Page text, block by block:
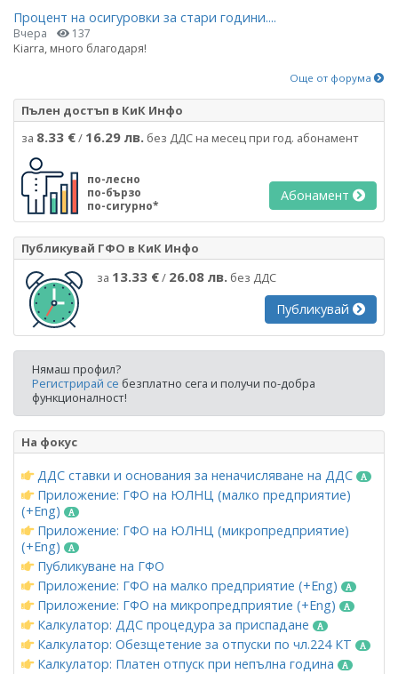
Процент на осигуровки за стари години....
Вчера 137
Kiarra, много благодаря!
Още от форума
Пълен достъп в КиК Инфо
за 8.33 €/ 16.29 лв. без ДДС на месец при год. абонамент
по-лесно
по-бързо
по-сигурно*
Абонамент
Публикувай ГФО в КиК Инфо
за 13.33 €/ 26.08 лв. без ДДС
Публикувай
Нямаш профил?
Регистрирай се безплатно сега и получи по-добра
функционалност!
На фокус
ДДС ставки и основания за неначисляване на ДДС
Приложение: ГФО на ЮЛНЦ (малко предприятие)
(+Eng)
Приложение: ГФО на ЮЛНЦ (микропредприятие)
(+Eng)
Публикуване на ГФО
Приложение: ГФО на малко предприятие (+Eng)
Приложение: ГФО на микропредприятие (+Eng)
Калкулатор: ДДС процедура за приспадане
Калкулатор: Обезщетение за отпуски по чл.224 КТ
Калкулатор: Платен отпуск при непълна година